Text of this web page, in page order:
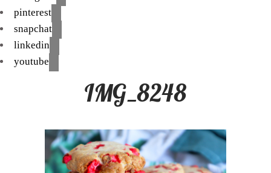
pinterest
snapchat
linkedin
youtube
IMG_8248